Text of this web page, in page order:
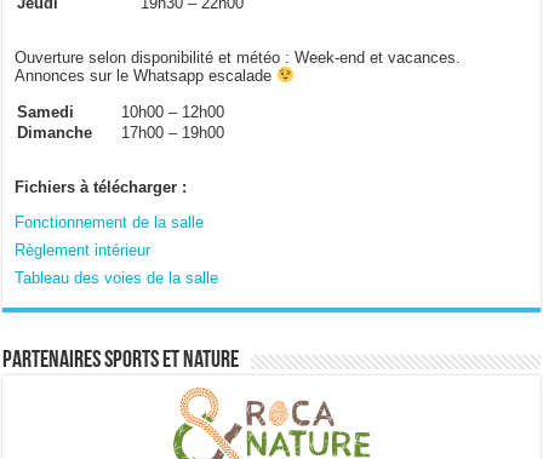
Ouverture selon disponibilité et météo : Week-end et vacances.
Annonces sur le Whatsapp escalade
Samedi
10h00 – 12h00
Dimanche
17h00 – 19h00
Fichiers à télécharger :
Fonctionnement de la salle
Règlement intérieur
Tableau des voies de la salle
Partenaires sports et nature